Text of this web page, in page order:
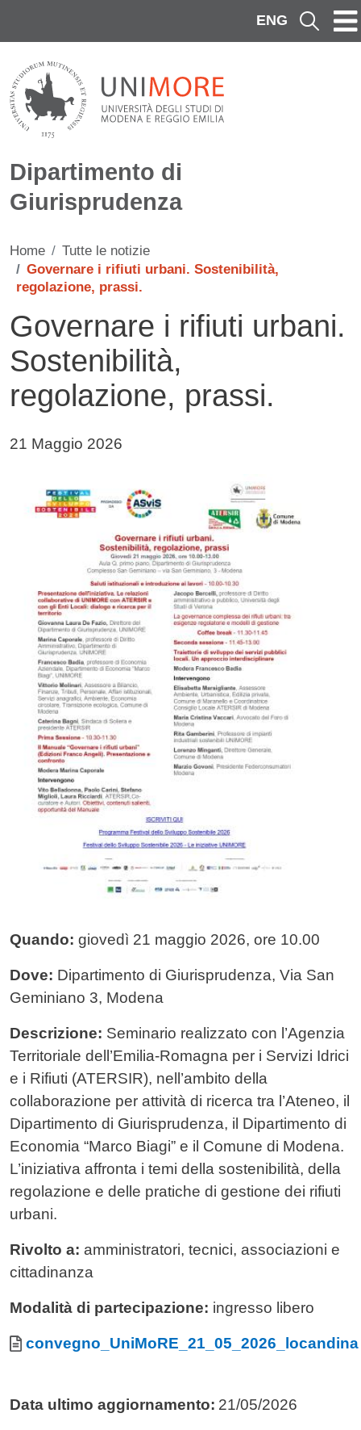
ENG Cerca
Dipartimento di
Giurisprudenza
Home
Tutte le notizie
Governare i rifiuti urbani. Sostenibilità,
regolazione, prassi.
Governare i rifiuti urbani.
Sostenibilità,
regolazione, prassi.
Data di pubblicazione della notizia
21 Maggio 2026
Immagine notizia
Immagine
Testo notizia
Quando: giovedì 21 maggio 2026, ore 10.00
Dove: Dipartimento di Giurisprudenza, Via San
Geminiano 3, Modena
Descrizione: Seminario realizzato con l’Agenzia
Territoriale dell’Emilia-Romagna per i Servizi Idrici
e i Rifiuti (ATERSIR), nell’ambito della
collaborazione per attività di ricerca tra l’Ateneo, il
Dipartimento di Giurisprudenza, il Dipartimento di
Economia “Marco Biagi” e il Comune di Modena.
L’iniziativa affronta i temi della sostenibilità, della
regolazione e delle pratiche di gestione dei rifiuti
urbani.
Rivolto a: amministratori, tecnici, associazioni e
cittadinanza
Modalità di partecipazione: ingresso libero
Allegati
Documento
convegno_UniMoRE_21_05_2026_locandina
Data ultimo aggiornamento: 21/05/2026